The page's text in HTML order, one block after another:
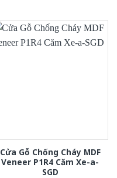
Cửa Gỗ Chống Cháy MDF
Veneer P1R4 Căm Xe-a-
SGD